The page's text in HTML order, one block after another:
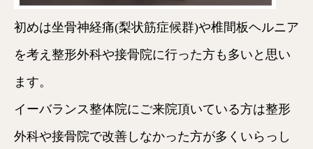
初めは坐骨神経痛(梨状筋症候群)や椎間板ヘルニア
を考え整形外科や接骨院に行った方も多いと思い
ます。
イーバランス整体院にご来院頂いている方は整形
外科や接骨院で改善しなかった方が多くいらっし